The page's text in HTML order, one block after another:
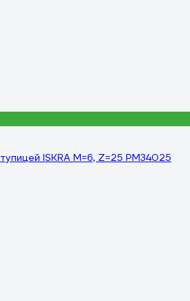
ISKRA M=6, Z=25 PM34025